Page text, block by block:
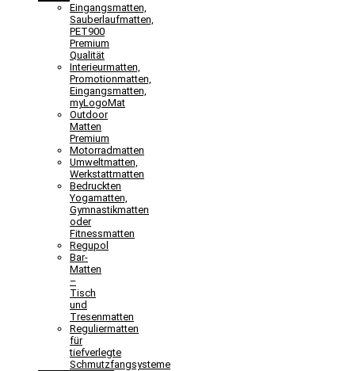
Eingangsmatten,
Sauberlaufmatten,
PET900
Premium
Qualität
Interieurmatten,
Promotionmatten,
Eingangsmatten,
myLogoMat
Outdoor
Matten
Premium
Motorradmatten
Umweltmatten,
Werkstattmatten
Bedruckten
Yogamatten,
Gymnastikmatten
oder
Fitnessmatten
Regupol
Bar-
Matten
–
Tisch
und
Tresenmatten
Reguliermatten
für
tiefverlegte
Schmutzfangsysteme